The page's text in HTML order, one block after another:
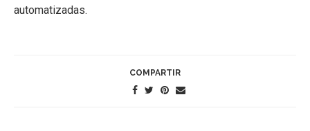
automatizadas.
COMPARTIR